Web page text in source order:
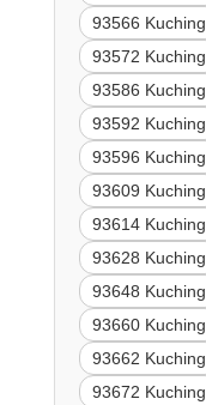
93566 Kuching
93572 Kuching
93586 Kuching
93592 Kuching
93596 Kuching
93609 Kuching
93614 Kuching
93628 Kuching
93648 Kuching
93660 Kuching
93662 Kuching
93672 Kuching